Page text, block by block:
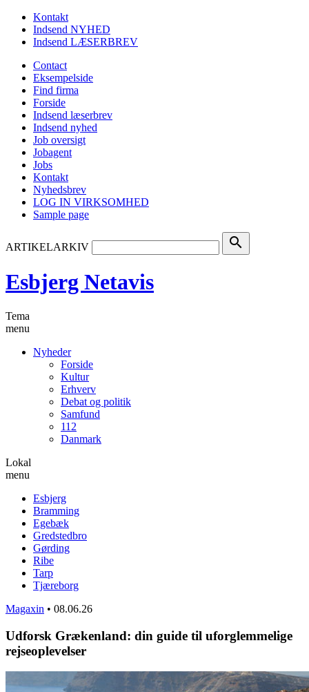
Kontakt
Indsend NYHED
Indsend LÆSERBREV
Contact
Eksempelside
Find firma
Forside
Indsend læserbrev
Indsend nyhed
Job oversigt
Jobagent
Jobs
Kontakt
Nyhedsbrev
LOG IN VIRKSOMHED
Sample page
ARTIKELARKIV search
Esbjerg Netavis
Tema
menu
Nyheder
Forside
Kultur
Erhverv
Debat og politik
Samfund
112
Danmark
Lokal
menu
Esbjerg
Bramming
Egebæk
Gredstedbro
Gørding
Ribe
Tarp
Tjæreborg
Magaxin • 08.06.26
Udforsk Grækenland: din guide til uforglemmelige
rejseoplevelser